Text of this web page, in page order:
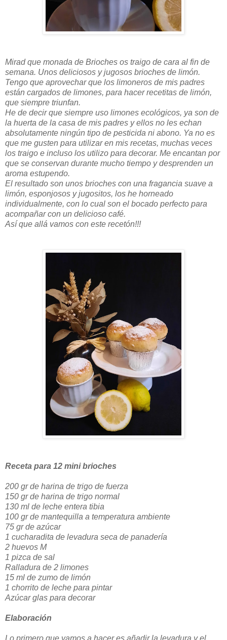
Mirad que monada de Brioches os traigo de cara al fin de
semana. Unos deliciosos y jugosos brioches de limón.
Tengo que aprovechar que los limoneros de mis padres
están cargados de limones, para hacer recetitas de limón,
que siempre triunfan.
He de decir que siempre uso limones ecológicos, ya son de
la huerta de la casa de mis padres y ellos no les echan
absolutamente ningún tipo de pesticida ni abono. Ya no es
que me gusten para utilizar en mis recetas, muchas veces
los traigo e incluso los utilizo para decorar. Me encantan por
que se conservan durante mucho tiempo y desprenden un
aroma estupendo.
El resultado son unos brioches con una fragancia suave a
limón, esponjosos y jugositos, los he horneado
individualmente, con lo cual son el bocado perfecto para
acompañar con un delicioso café.
Así que allá vamos con este recetón!!!
Receta para 12 mini brioches
200 gr de harina de trigo de fuerza
150 gr de harina de trigo normal
130 ml de leche entera tibia
100 gr de mantequilla a temperatura ambiente
75 gr de azúcar
1 cucharadita de levadura seca de panadería
2 huevos M
1 pizca de sal
Ralladura de 2 limones
15 ml de zumo de limón
1 chorrito de leche para pintar
Azúcar glas para decorar
Elaboración
Lo primero que vamos a hacer es añadir la levadura y el